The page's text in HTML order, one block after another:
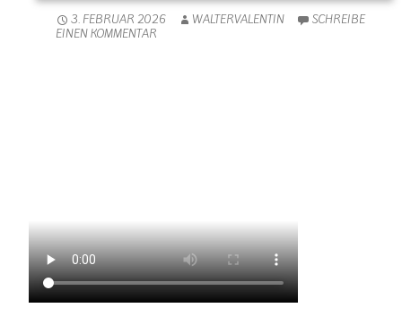
3. FEBRUAR 2026 WALTERVALENTIN
SCHREIBE
EINEN KOMMENTAR